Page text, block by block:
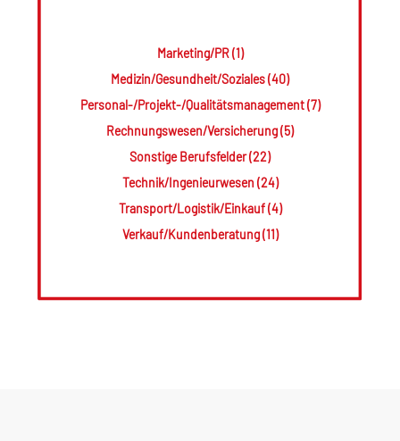
Marketing/PR (1)
Medizin/Gesundheit/Soziales (40)
Personal-/Projekt-/Qualitätsmanagement (7)
Rechnungswesen/Versicherung (5)
Sonstige Berufsfelder (22)
Technik/Ingenieurwesen (24)
Transport/Logistik/Einkauf (4)
Verkauf/Kundenberatung (11)